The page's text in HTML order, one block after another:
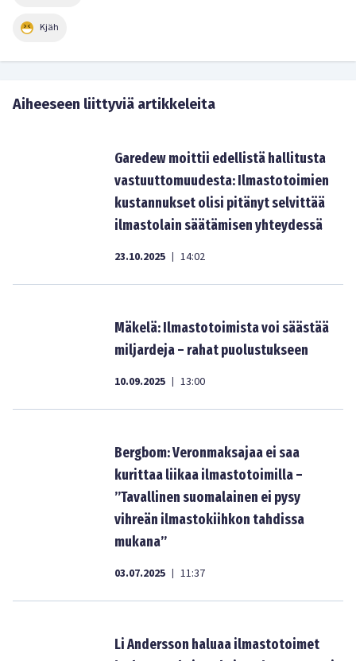
Kjäh
Aiheeseen liittyviä artikkeleita
Garedew moittii edellistä hallitusta
vastuuttomuudesta: Ilmastotoimien
kustannukset olisi pitänyt selvittää
ilmastolain säätämisen yhteydessä
23.10.2025 | 14:02
Mäkelä: Ilmastotoimista voi säästää
miljardeja – rahat puolustukseen
10.09.2025 | 13:00
Bergbom: Veronmaksajaa ei saa
kurittaa liikaa ilmastotoimilla –
”Tavallinen suomalainen ei pysy
vihreän ilmastokiihkon tahdissa
mukana”
03.07.2025 | 11:37
Li Andersson haluaa ilmastotoimet